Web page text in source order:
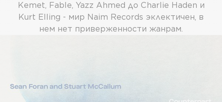
Kemet, Fable, Yazz Ahmed до Charlie Haden и
Kurt Elling - мир Naim Records эклектичен, в
нем нет приверженности жанрам.